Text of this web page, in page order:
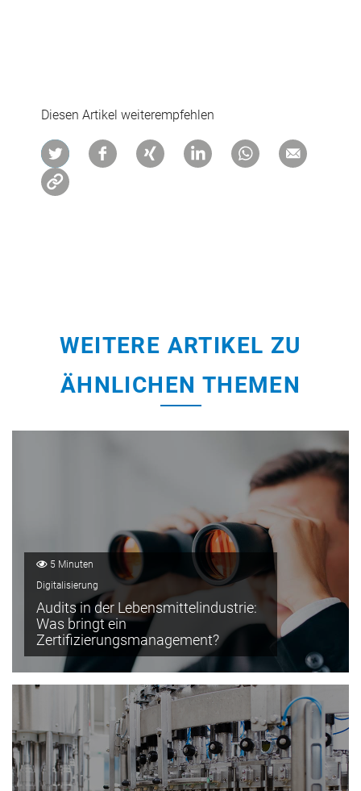
Diesen Artikel weiterempfehlen
WEITERE ARTIKEL ZU
ÄHNLICHEN THEMEN
5 Minuten
Digitalisierung
Audits in der Lebensmittelindustrie:
Was bringt ein
Zertifizierungsmanagement?